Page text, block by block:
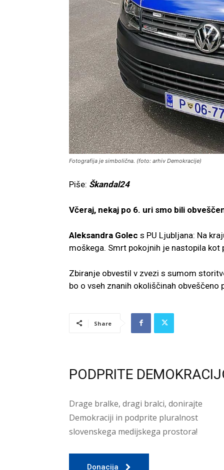
Fotografija je simbolična. (foto: arhiv Demokracije)
Piše: Škandal24
Včeraj, nekaj po 6. uri smo bili
Aleksandra Golec s PU Ljubljana: Na
moškega. Smrt pokojnih je nastopila kot
Zbiranje obvestil v zvezi s sumom
bo o vseh znanih okoliščinah
Share
PODPRITE
Drage bralke, dragi bralci, donirajte
Demokraciji in podprite pluralnost
slovenskega medijskega prostora!
Donacija